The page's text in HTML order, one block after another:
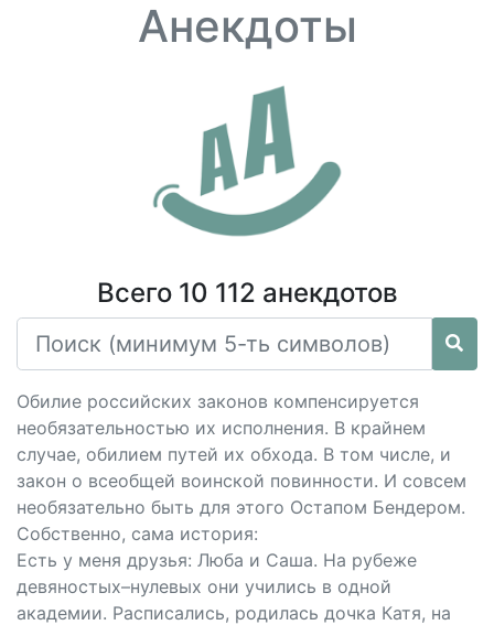
Анекдоты
Всего 10 112 анекдотов
Обилие российских законов компенсируется
необязательностью их исполнения. В крайнем
случае, обилием путей их обхода. В том числе, и
закон о всеобщей воинской повинности. И совсем
необязательно быть для этого Остапом Бендером.
Собственно, сама история:
Есть у меня друзья: Люба и Саша. На рубеже
девяностых–нулевых они учились в одной
академии. Расписались, родилась дочка Катя, на